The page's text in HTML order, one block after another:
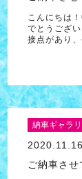
こんにちは
でとうござ
接点があり
納車ギャラ
2020.11.16
ご納車させ